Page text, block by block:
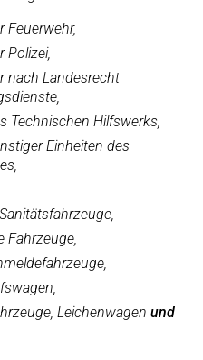
Feuerwehr,
Polizei,
nach Landesrecht
Technischen Hilfswerks,
Einheiten des
Leichenwagen und